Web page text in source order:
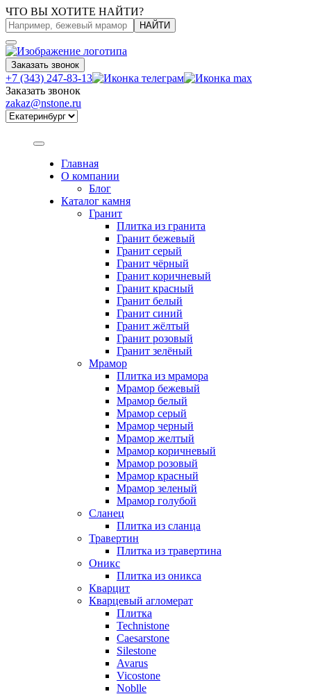
ЧТО ВЫ ХОТИТЕ НАЙТИ?
НАЙТИ
Заказать звонок
+7 (343) 247-83-13
Заказать звонок
zakaz@nstone.ru
Главная
О компании
Блог
Каталог камня
Гранит
Плитка из гранита
Гранит бежевый
Гранит серый
Гранит чёрный
Гранит коричневый
Гранит красный
Гранит белый
Гранит синий
Гранит жёлтый
Гранит розовый
Гранит зелёный
Мрамор
Плитка из мрамора
Мрамор бежевый
Мрамор белый
Мрамор серый
Мрамор черный
Мрамор желтый
Мрамор коричневый
Мрамор розовый
Мрамор красный
Мрамор зеленый
Мрамор голубой
Сланец
Плитка из сланца
Травертин
Плитка из травертина
Оникс
Плитка из оникса
Кварцит
Кварцевый агломерат
Плитка
Technistone
Caesarstone
Silestone
Avarus
Vicostone
Noblle